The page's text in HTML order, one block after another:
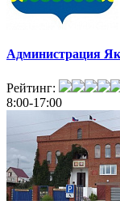
Администрация
Рейтинг:
8:00-17:00